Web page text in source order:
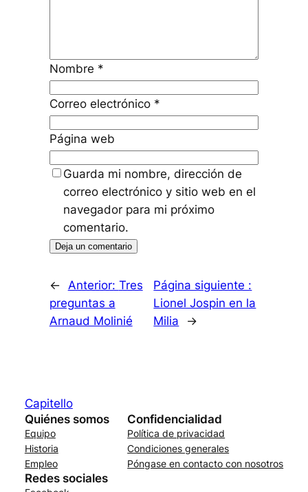
Nombre *
Correo electrónico *
Página web
Guarda mi nombre, dirección de
correo electrónico y sitio web en el
navegador para mi próximo
comentario.
← Anterior: Tres
preguntas a
Arnaud Molinié
Página siguiente :
Lionel Jospin en la
Milia
→
Capitello
Quiénes somos
Equipo
Historia
Empleo
Confidencialidad
Política de privacidad
Condiciones generales
Póngase en contacto con nosotros
Redes sociales